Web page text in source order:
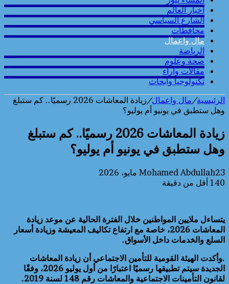
أخبار العالم
الشارع السياسي
محافطات
مال واعمال
الرياضة
صحة وعلوم
مقالات وارآء
تكنولوجيا وابحاث
الرئيسية/مال واعمال/
زيادة المعاشات 2026 رسميًا.. كم ستبلغ
وهل ستطبق في يونيو أم يوليو؟
زيادة المعاشات 2026 رسميًا.. كم ستبلغ
وهل ستطبق في يونيو أم يوليو؟
Mohamed Abdullah23 مايو، 2026
140 أقل من دقيقة
يتساءل ملايين المواطنين خلال الفترة الحالية عن موعد زيادة
المعاشات 2026، خاصة مع ارتفاع تكاليف المعيشة وزيادة أسعار
السلع والخدمات داخل الأسواق.
.وأكدت الهيئة القومية للتأمين الاجتماعي أن زيادة المعاشات
الجديدة سيتم تطبيقها رسميًا اعتبارًا من أول يوليو 2026، وفقًا
لقانون التأمينات الاجتماعية والمعاشات رقم 148 لسنة 2019.